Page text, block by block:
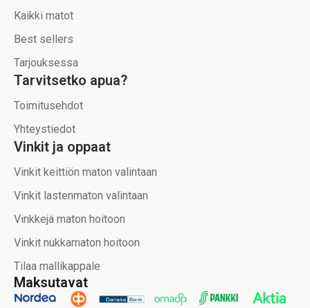
Maksutavat
Kaikki matot
Best sellers
Tarjouksessa
Tarvitsetko apua?
Toimitusehdot
Yhteystiedot
Vinkit ja oppaat
Vinkit keittiön maton valintaan
Vinkit lastenmaton valintaan
Vinkkejä maton hoitoon
Vinkit nukkamaton hoitoon
Tilaa mallikappale